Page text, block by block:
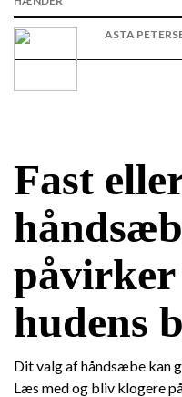
ASTA
Fast
hudens
Dit valg af håndsæbe kan
Læs med og bliv klogere